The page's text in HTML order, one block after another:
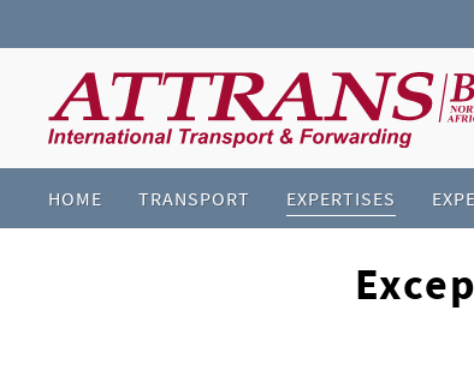
HOME TRANSPORT EXPERTISES
HOME INDUSTRIEËN EXCEPTIONEEL